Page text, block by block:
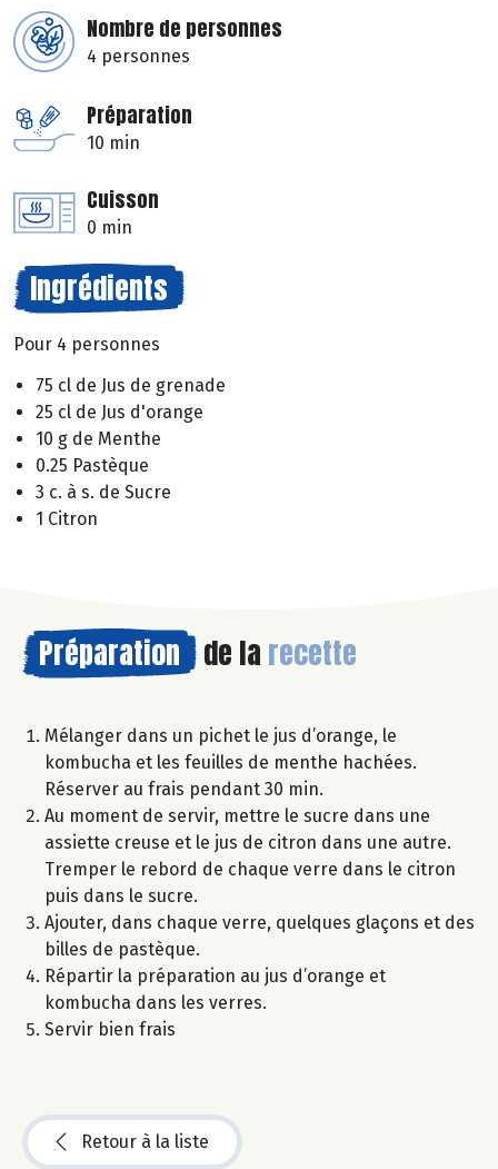
Nombre de personnes
4 personnes
Préparation
10 min
Cuisson
0 min
Ingrédients
Pour 4 personnes
75 cl de Jus de grenade
25 cl de Jus d'orange
10 g de Menthe
0.25 Pastèque
3 c. à s. de Sucre
1 Citron
Préparation de la recette
Mélanger dans un pichet le jus d’orange, le
kombucha et les feuilles de menthe hachées.
Réserver au frais pendant 30 min.
Au moment de servir, mettre le sucre dans une
assiette creuse et le jus de citron dans une autre.
Tremper le rebord de chaque verre dans le citron
puis dans le sucre.
Ajouter, dans chaque verre, quelques glaçons et des
billes de pastèque.
Répartir la préparation au jus d’orange et
kombucha dans les verres.
Servir bien frais
Retour à la liste